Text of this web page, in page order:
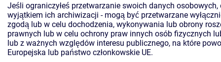
Jeśli ograniczyłeś przetwarzanie swoich danych osobowych,
wyjątkiem ich archiwizacji - mogą być przetwarzane
zgodą lub w celu dochodzenia, wykonywania lub obrony
prawnych lub w celu ochrony praw innych osób fizycznych
lub z ważnych względów interesu publicznego, na które
Europejska lub państwo członkowskie UE.